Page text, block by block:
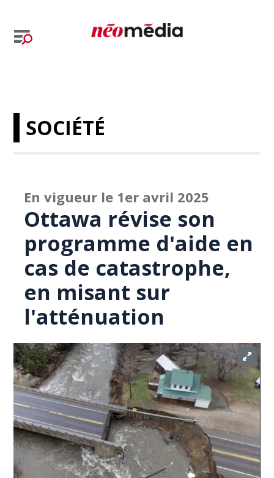
SOCIÉTÉ
En vigueur le 1er avril 2025
Ottawa révise son
programme d'aide en
cas de catastrophe,
en misant sur
l'atténuation